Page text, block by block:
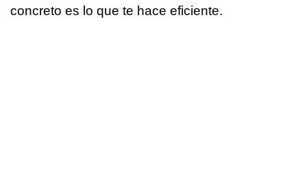
concreto es lo que te hace eficiente.